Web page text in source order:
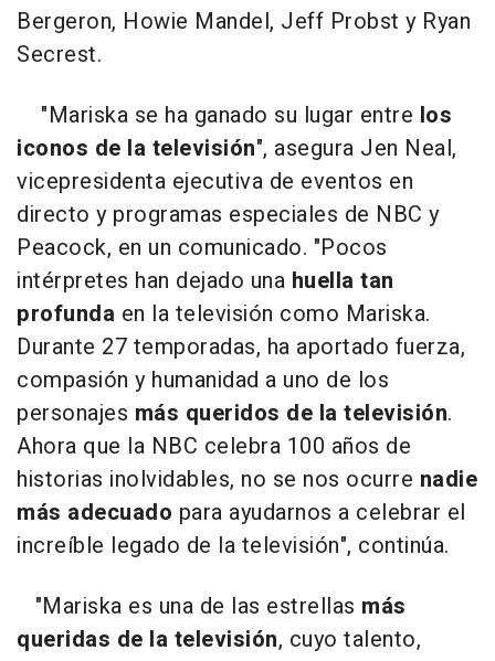
Bergeron, Howie Mandel, Jeff Probst y Ryan
Secrest.
"Mariska se ha ganado su lugar entre los
iconos de la televisión", asegura Jen Neal,
vicepresidenta ejecutiva de eventos en
directo y programas especiales de NBC y
Peacock, en un comunicado. "Pocos
intérpretes han dejado una huella tan
profunda en la televisión como Mariska.
Durante 27 temporadas, ha aportado fuerza,
compasión y humanidad a uno de los
personajes más queridos de la televisión.
Ahora que la NBC celebra 100 años de
historias inolvidables, no se nos ocurre nadie
más adecuado para ayudarnos a celebrar el
increíble legado de la televisión", continúa.
"Mariska es una de las estrellas más
queridas de la televisión, cuyo talento,